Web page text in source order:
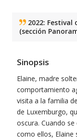
2022:
(sección
Sinopsis
Elaine, madre
comportamiento
visita a la familia
de Luxemburgo,
oscura. Cuando
como ellos, Elaine